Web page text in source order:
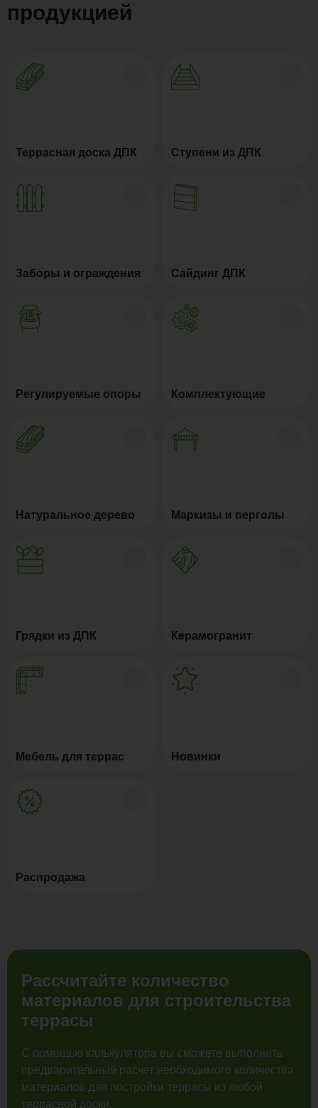
продукцией
Террасная доска ДПК Ступени из ДПК
Заборы и ограждения Сайдинг ДПК
Регулируемые опоры Комплектующие
Натуральное дерево Маркизы и перголы
Грядки из ДПК Керамогранит
Мебель для террас Новинки
Распродажа
Рассчитайте количество
материалов для строительства
террасы
С помощью калькулятора вы сможете выполнить
предварительный расчет необходимого количества
материалов для постройки террасы из любой
террасной доски.